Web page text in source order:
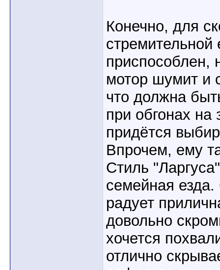
Конечно, для
приспособлен,
мотор шумит и
что должна
при обгонах на
придётся
Впрочем, ему
Стиль
семейная
радует
довольно
хочется
отлично